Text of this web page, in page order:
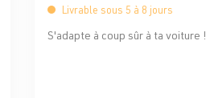
Livrable sous 5 à 8 jours
S'adapte à coup sûr à ta voiture !